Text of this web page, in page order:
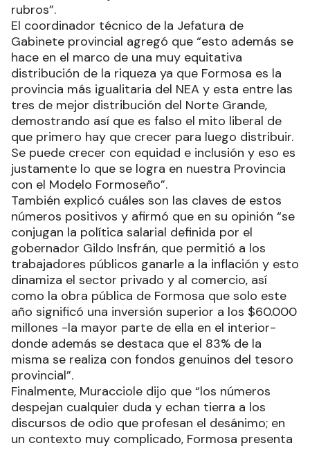
rubros”.
El coordinador técnico de la Jefatura de
Gabinete provincial agregó que “esto además se
hace en el marco de una muy equitativa
distribución de la riqueza ya que Formosa es la
provincia más igualitaria del NEA y esta entre las
tres de mejor distribución del Norte Grande,
demostrando así que es falso el mito liberal de
que primero hay que crecer para luego distribuir.
Se puede crecer con equidad e inclusión y eso es
justamente lo que se logra en nuestra Provincia
con el Modelo Formoseño”.
También explicó cuáles son las claves de estos
números positivos y afirmó que en su opinión “se
conjugan la política salarial definida por el
gobernador Gildo Insfrán, que permitió a los
trabajadores públicos ganarle a la inflación y esto
dinamiza el sector privado y al comercio, así
como la obra pública de Formosa que solo este
año significó una inversión superior a los $60.000
millones -la mayor parte de ella en el interior-
donde además se destaca que el 83% de la
misma se realiza con fondos genuinos del tesoro
provincial”.
Finalmente, Muracciole dijo que “los números
despejan cualquier duda y echan tierra a los
discursos de odio que profesan el desánimo; en
un contexto muy complicado, Formosa presenta